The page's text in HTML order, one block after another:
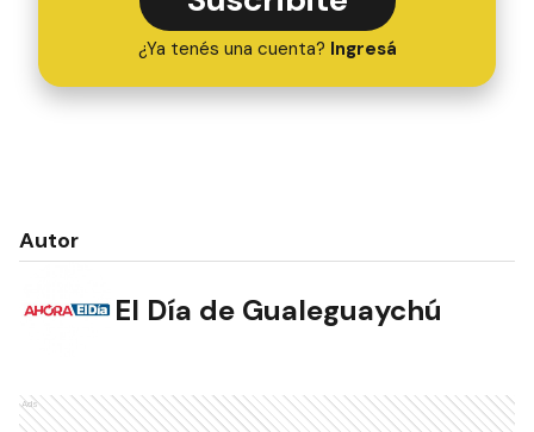
¿Ya tenés una cuenta? Ingresá
Autor
El Día de Gualeguaychú
Ads